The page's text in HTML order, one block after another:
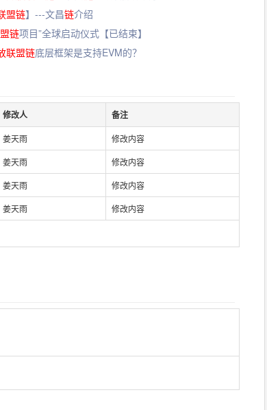
盟链】---文昌链介绍
链项目”全球启动仪式【已结束】
联盟链底层框架是支持EVM的？
修改人 备注
姜天雨
修改内容
姜天雨
修改内容
姜天雨
修改内容
姜天雨 修改内容